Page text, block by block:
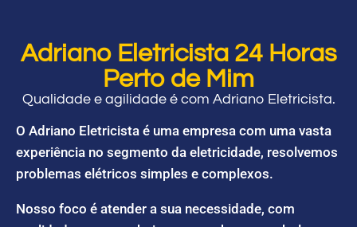
Adriano Eletricista 24 Horas
Perto de Mim
Qualidade e agilidade é com Adriano Eletricista.
O Adriano Eletricista é uma empresa com uma vasta
experiência no segmento da eletricidade, resolvemos
problemas elétricos simples e complexos.
Nosso foco é atender a sua necessidade, com